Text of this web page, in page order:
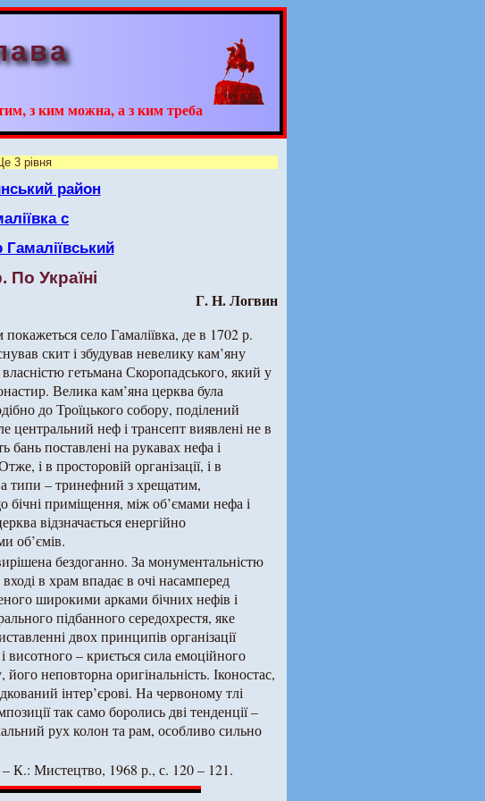
з ким можна, а з ким треба
3 рівня
район
с
По Україні
Г. Н. Логвин
село Гамаліївка, де в 1702 р.
скит і збудував невелику кам’яну
гетьмана Скоропадського, який у
Велика кам’яна церква була
до Троїцького собору, поділений
центральний неф і трансепт виявлені не в
бань поставлені на рукавах нефа і
і в просторовій організації, і в
типи – тринефний з хрещатим,
приміщення, між об’ємами нефа і
відзначається енергійно
об’ємів.
бездоганно. За монументальністю
в храм впадає в очі насамперед
широкими арками бічних нефів і
підбанного середохрестя, яке
двох принципів організації
– криється сила емоційного
його неповторна оригінальність. Іконостас,
інтер’єрові. На червоному тлі
так само боролись дві тенденції –
рух колон та рам, особливо сильно
– К.: Мистецтво, 1968 р., с. 120 – 121.